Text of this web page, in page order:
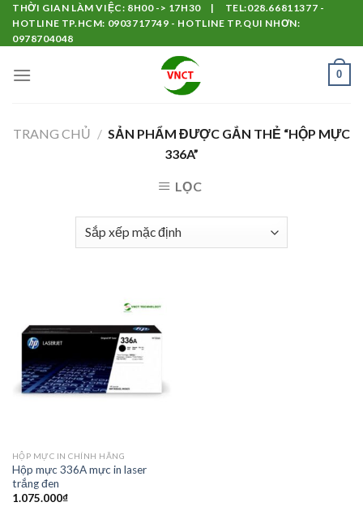
Skip
content
THỜI GIAN LÀM VIỆC: 8H00 -> 17H30 | TEL:028.66811377 -
HOTLINE TP.HCM: 0903717749 - HOTLINE TP.QUI NHƠN:
0978704048
0
TRANG CHỦ / SẢN PHẨM ĐƯỢC GẮN THẺ “HỘP MỰC
336A”
LỌC
HỘP MỰC IN CHÍNH HÃNG
Hộp mực 336A mực in laser
trắng đen
1.075.000₫